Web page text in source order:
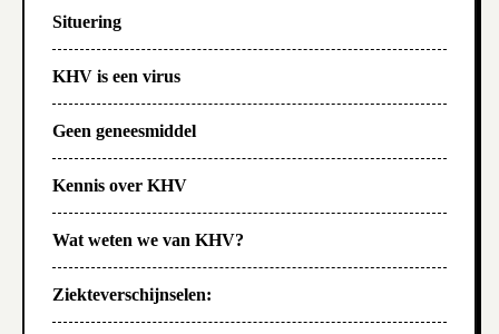
Situering
KHV is een virus
Geen geneesmiddel
Kennis over KHV
Wat weten we van KHV?
Ziekteverschijnselen: